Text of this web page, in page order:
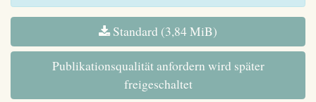
Standard (3,84 MiB)
Publikationsqualität anfordern wird später
freigeschaltet